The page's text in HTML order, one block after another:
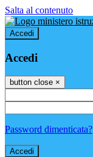
Salta al contenuto
Accedi
Accedi
button close ×
Password dimenticata?